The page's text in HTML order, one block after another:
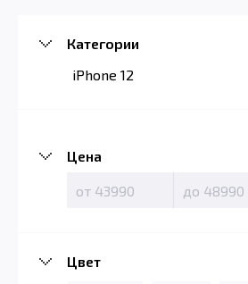
Категории
iPhone 12
Цена
Цвет